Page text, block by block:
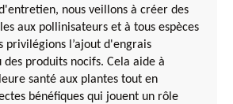
nous veillons à créer des
aux pollinisateurs et à tous espèces
privilégions l’ajout d'engrais
produits nocifs. Cela aide à
santé aux plantes tout en
bénéfiques qui jouent un rôle